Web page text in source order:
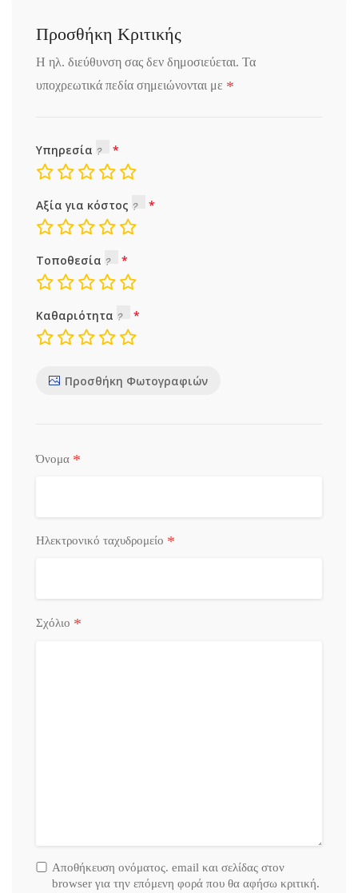
Προσθήκη Κριτικής
Η ηλ. διεύθυνση σας δεν δημοσιεύεται. Τα
υποχρεωτικά πεδία σημειώνονται με *
Υπηρεσία
Αξία για κόστος
Τοποθεσία
Καθαριότητα
Προσθήκη Φωτογραφιών
Όνομα *
Ηλεκτρονικό ταχυδρομείο *
Σχόλιο *
Αποθήκευση ονόματος. email και σελίδας στον
browser για την επόμενη φορά που θα αφήσω κριτική.